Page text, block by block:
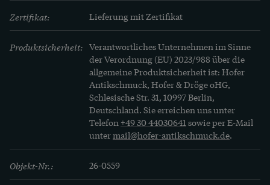
Zertifikat: Lieferung mit Zertifikat
Produktsicherheit: Verantwortliches Unternehmen im Sinne
der Verordnung (EU) 2023/988 über die
allgemeine Produktsicherheit ist: Hofer
Antikschmuck, Hofer & Dröge oHG,
Schlesische Str. 31, 10997 Berlin,
Deutschland. Sie erreichen uns unter
Telefon +49 30 44030641sowie per E-Mail
untermail@hofer-antikschmuck.de.
Objekt-Nr.: 26-0559